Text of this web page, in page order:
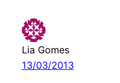
Lia Gomes
13/03/2013